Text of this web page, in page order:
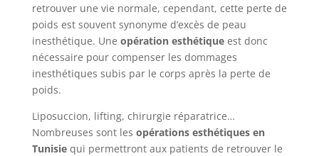
retrouver une vie normale, cependant, cette perte de
poids est souvent synonyme d’excès de peau
inesthétique. Une opération esthétiqueest donc
nécessaire pour compenser les dommages
inesthétiques subis par le corps après la perte de
poids.
Liposuccion, lifting, chirurgie réparatrice…
Nombreuses sont les opérations esthétiques en
Tunisiequi permettront aux patients de retrouver le